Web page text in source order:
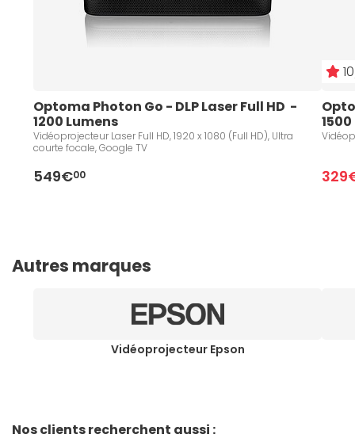
Optoma Photon Go - DLP Laser Full HD  -
1200 Lumens
Vidéoprojecteur Laser Full HD, 1920 x 1080 (Full HD), Ultra
courte focale, Google TV
549€00
Autres marques
Vidéoprojecteur Epson
Nos clients recherchent aussi :